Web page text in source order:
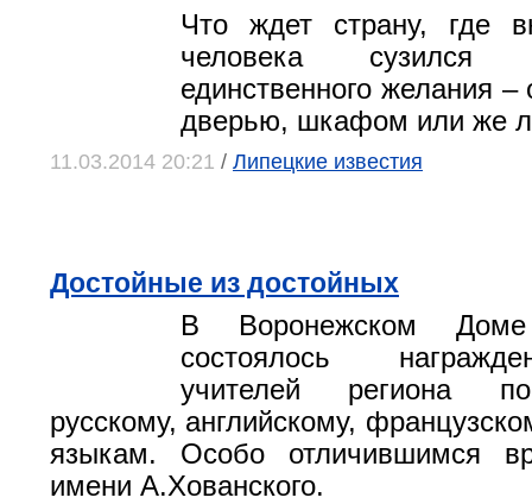
Что ждет страну, где
человека
единственного желания –
дверью, шкафом или же
11.03.2014 20:21 / Липецкие известия
Достойные из достойных
В Воронежском Доме
состоялось
учителей региона
русскому, английскому,
языкам. Особо отличившимся
имени А.Хованского.